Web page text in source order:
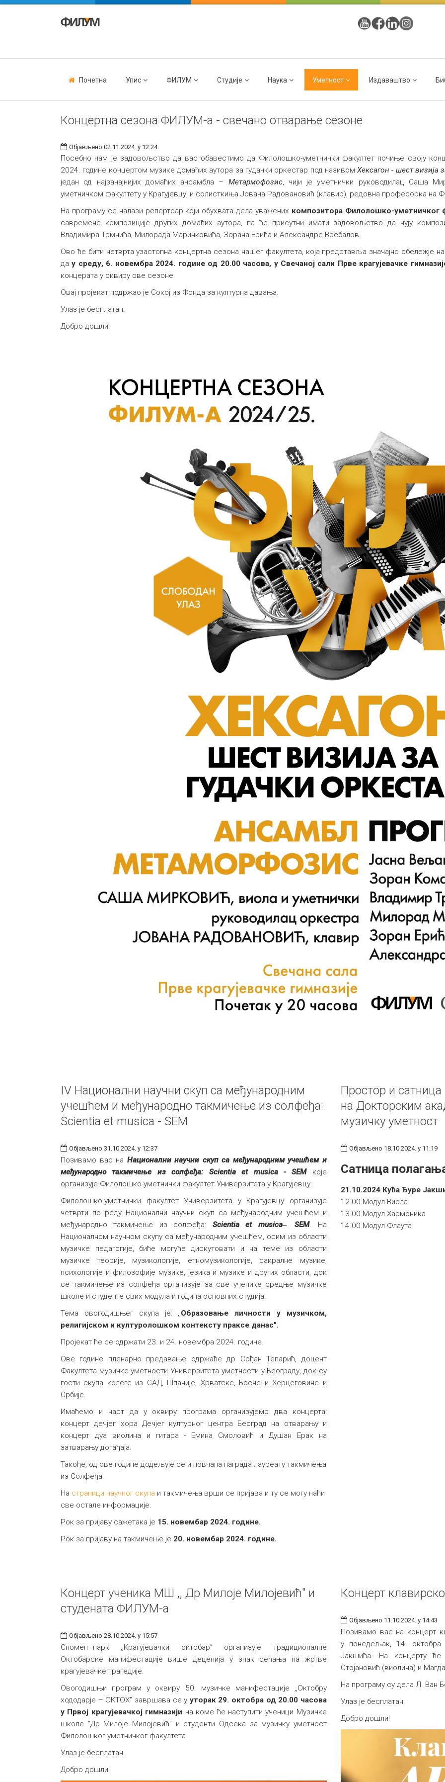
Почетна Упис ФИЛУМ Студије Наука Уметност Издаваштво
Концертна сезона ФИЛУМ-а - свечано отварање сезоне
Објављено 02.11.2024. у 12:24
Посебно нам је задовољство да вас обавестимо да Филолошко-уметнички факултет почиње своју
2024. године концертом музике домаћих аутора за гудачки оркестар под називомХексагон - шест визија
један од најзачајнијих домаћих ансамбла – Метармофозис, чији је уметнички руководилац Саша
уметничком факултету у Крагујевцу, и солисткиња Јована Радовановић (клавир), редовна професорка на
На програму се налази репертоар који обухвата дела уважених композитора Филолошко-уметничког
савремене композиције других домаћих аутора, па ће присутни имати задовољство да чују
Владимира Трмчића, Милорада Маринковића, Зорана Ерића и Александре Вребалов.
Ово ће бити четврта узастопна концертна сезона нашег факултета, која представља значајно обележје
дау среду, 6. новембра 2024. године од 20.00 часова, у Свечаној сали Прве крагујевачке
концерата у оквиру ове сезоне.
Овај пројекат подржао је Сокој из Фонда за културна давања.
Улаз је бесплатан.
Добро дошли!
IV Национални научни скуп са међународним
учешћем и међународно такмичење из солфеђа:
Scientia et musica - SEM
Објављено 31.10.2024. у 12:37
Позивамо вас на Национални научни скуп са међународним учешћем и
међународно такмичење из солфеђа: Scientia et musica - SEMкоје
организује Филолошко-уметнички факултет Универзитета у Крагујевцу.
Филолошко-уметнички факултет Универзитета у Крагујевцу организује
четврти по реду Национални научни скуп са међународним учешћем и
међународно такмичење из солфеђа: Scientia et musica ̶ SEM. На
Националном научном скупу са међународним учешћем, осим из области
музичке педагогије, биће могуће дискутовати и на теме из области
музичке теорије, музикологије, етномузикологије, сакралне музике,
психологије и филозофије музике, језика и музике и других области, док
се такмичење из солфеђа организује за све ученике средње музичке
школе и студенте свих модула и година основних студија.
Тема овогодишњег скупа је: ,,Образовање личности у музичком,
религијском и културолошком контексту праксе данас".
Пројекат ће се одржати 23. и 24. новембра 2024. године.
Ове године пленарно предавање одржаће др Срђан Тепарић, доцент
Факултета музичке уметности Универзитета уметности у Београду, док су
гости скупа колеге из САД, Шпаније, Хрватске, Босне и Херцеговине и
Србије.
Имаћемо и част да у оквиру програма организујемо два концерта:
концерт дечјег хора Дечјег културног центра Београд на отварању и
концерт дуа виолина и гитара - Емина Смоловић и Душан Ерак на
затварању догађаја.
Такође, од ове године додељује се и новчана награда лауреату такмичења
из Солфеђа.
На страници научног скупа и такмичења врши се пријава и ту се могу наћи
све остале информације.
Рок за пријаву сажетака је 15. новембар 2024. године.
Рок за пријаву на такмичење је 20. новембар 2024. године.
Простор и
на Докторским
музичку уметност
Објављено 18.10.2024. у 11:19
Сатница
21.10.2024 Кућа Ђуре
12.00 Модул Виола
13.00 Модул Хармоника
14.00 Модул Флаута
Концерт ученика МШ ,, Др Милоје Милојевић" и
студената ФИЛУМ-а
Објављено 28.10.2024. у 15:57
Спомен–парк ,,Крагујевачки октобар” организује традиционалне
Октобарске манифестације више деценија у знак сећања на жртве
крагујевачке трагедије.
Овогодишњи програм у оквиру 50. музичке манифестације ,,Октобру
хододарје – ОКТОХ” завршава се у уторак 29. октобра од 20.00 часова
у Првој крагујевачкој гимназији на коме ће наступити ученици Музичке
школе "Др Милоје Милојевић" и студенти Одсека за музичку уметност
Филолошког-уметничког факултета.
Улаз је бесплатан.
Добро дошли!
Концерт
Објављено 11.10.2024. у 14:43
Позивамо вас на концерт
у понедељак, 14.
Јакшићa. На концерту ће
Стојановић (виолина) и
На програму су дела Л. Ван
Улаз је бесплатан.
Добро дошли!